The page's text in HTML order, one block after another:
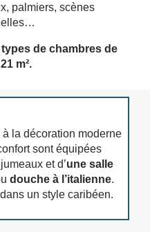
palmiers, scènes
de chambres de
m².
la décoration moderne
sont équipées
et d’une salle
douche à l’italienne.
un style caribéen.